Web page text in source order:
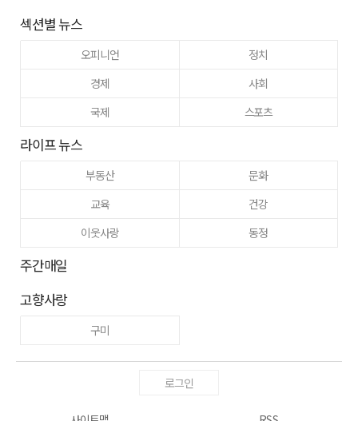
섹션별 뉴스
오피니언
정치
경제
사회
국제
스포츠
라이프 뉴스
부동산
문화
교육
건강
이웃사랑
동정
주간매일
고향사랑
구미
로그인